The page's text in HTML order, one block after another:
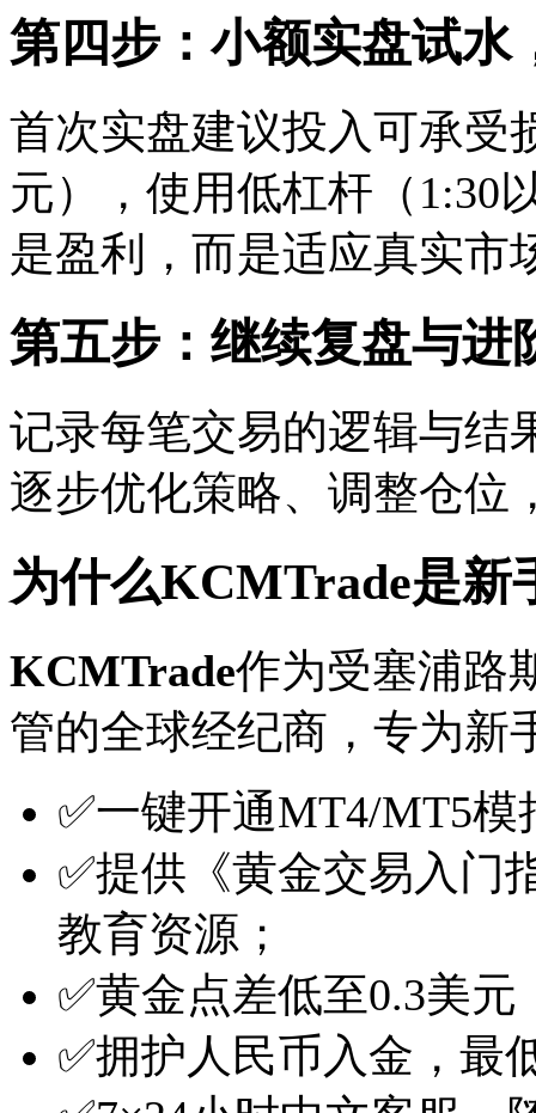
第四步：小额实盘试水
首次实盘建议投入可承受
元），使用低杠杆（1:30
是盈利，而是适应真实市
第五步：继续复盘与进
记录每笔交易的逻辑与结
逐步优化策略、调整仓位
为什么KCMTrade是新
KCMTrade作为受塞浦路
管的全球经纪商，专为新
✅一键开通MT4/MT5
✅提供《黄金交易入门
教育资源；
✅黄金点差低至0.3美
✅拥护人民币入金，最